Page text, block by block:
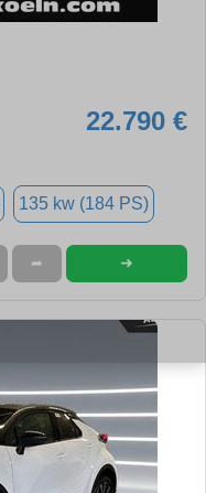
22.790 €
135 kw (184 PS)
➦ ➜